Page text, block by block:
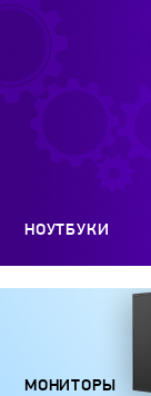
НОУТБУКИ
МОНИТОРЫ